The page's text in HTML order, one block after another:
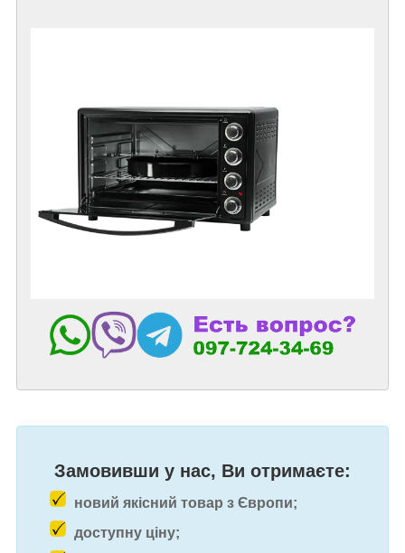
Замовивши у нас, Ви отримаєте:
новий якісний товар з Європи;
доступну ціну;